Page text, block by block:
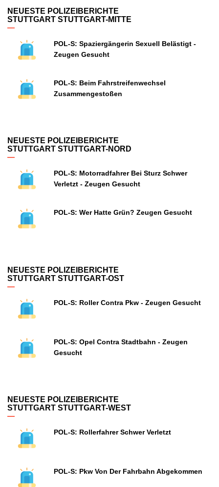
NEUESTE POLIZEIBERICHTE
STUTTGART STUTTGART-MITTE
POL-S: Spaziergängerin Sexuell Belästigt -
Zeugen Gesucht
POL-S: Beim Fahrstreifenwechsel
Zusammengestoßen
NEUESTE POLIZEIBERICHTE
STUTTGART STUTTGART-NORD
POL-S: Motorradfahrer Bei Sturz Schwer
Verletzt - Zeugen Gesucht
POL-S: Wer Hatte Grün? Zeugen Gesucht
NEUESTE POLIZEIBERICHTE
STUTTGART STUTTGART-OST
POL-S: Roller Contra Pkw - Zeugen Gesucht
POL-S: Opel Contra Stadtbahn - Zeugen
Gesucht
NEUESTE POLIZEIBERICHTE
STUTTGART STUTTGART-WEST
POL-S: Rollerfahrer Schwer Verletzt
POL-S: Pkw Von Der Fahrbahn Abgekommen